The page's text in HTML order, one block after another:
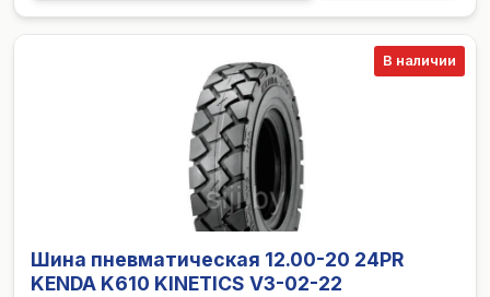
В наличии
Шина пневматическая 12.00-20 24PR
KENDA K610 KINETICS V3-02-22